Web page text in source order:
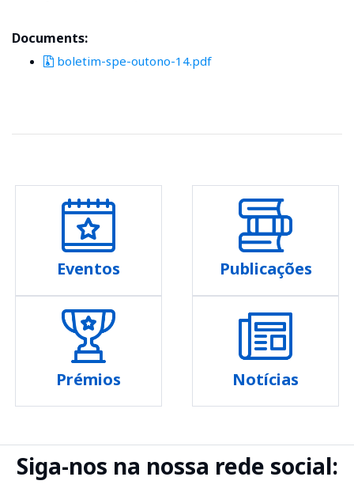
Documents:
boletim-spe-outono-14.pdf
Eventos Publicações
Prémios Notícias
Siga-nos na nossa rede social: